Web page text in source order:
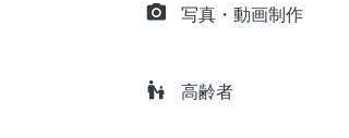
camera_alt 写真・動画制作
escalator_warning 高齢者